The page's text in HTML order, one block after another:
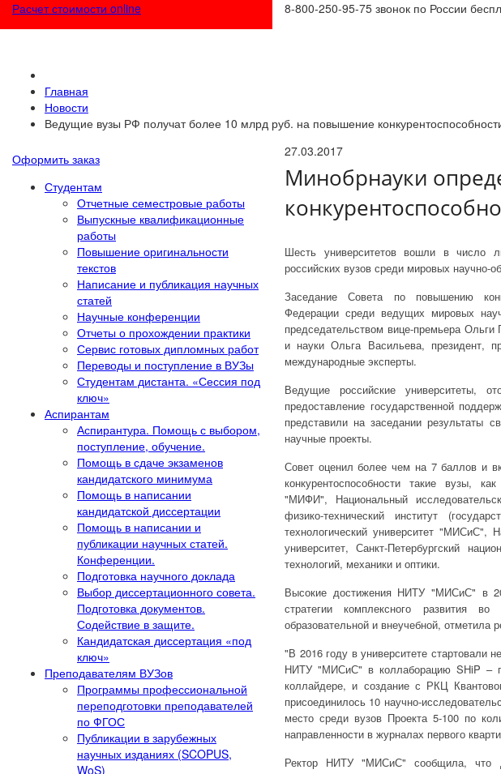
Расчет стоимости online 8-800-250-95-75 звонок по России
Главная
Новости
Ведущие вузы РФ получат более 10 млрд руб. на повышение
Оформить заказ
Студентам
Отчетные семестровые работы
Выпускные квалификационные
работы
Повышение оригинальности
текстов
Написание и публикация научных
статей
Научные конференции
Отчеты о прохождении практики
Сервис готовых дипломных работ
Переводы и поступление в ВУЗы
Студентам дистанта. «Сессия под
ключ»
Аспирантам
Аспирантура. Помощь с выбором,
поступление, обучение.
Помощь в сдаче экзаменов
кандидатского минимума
Помощь в написании
кандидатской диссертации
Помощь в написании и
публикации научных статей.
Конференции.
Подготовка научного доклада
Выбор диссертационного совета.
Подготовка документов.
Содействие в защите.
Кандидатская диссертация «под
ключ»
Преподавателям ВУЗов
Программы профессиональной
переподготовки преподавателей
по ФГОС
Публикации в зарубежных
научных изданиях (SCOPUS,
WoS)
27.03.2017
Минобрнауки
Шесть университетов вошли в число
российских вузов среди мировых научно-
Заседание Совета по повышению
Федерации среди ведущих мировых
председательством вице-премьера
и науки Ольга Васильева, президент,
международные эксперты.
Ведущие российские университеты,
предоставление государственной
представили на заседании результаты
научные проекты.
Совет оценил более чем на 7 баллов и
конкурентоспособности такие вузы,
"МИФИ", Национальный
физико-технический институт
технологический университет "МИСиС",
университет, Санкт-Петербургский
технологий, механики и оптики.
Высокие достижения НИТУ "МИСиС" в
стратегии комплексного развития во
образовательной и внеучебной, отметила
"В 2016 году в университете стартовали
НИТУ "МИСиС" в коллаборацию SHiP –
коллайдере, и создание с РКЦ
присоединилось 10 научно-
место среди вузов Проекта 5-100 по
направленности в журналах первого
Ректор НИТУ "МИСиС" сообщила, что